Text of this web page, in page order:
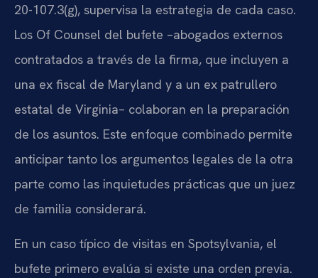
20-107.3(g), supervisa la estrategia de cada caso.
Los Of Counsel del bufete –abogados externos
contratados a través de la firma, que incluyen a
una ex fiscal de Maryland y a un ex patrullero
estatal de Virginia– colaboran en la preparación
de los asuntos. Este enfoque combinado permite
anticipar tanto los argumentos legales de la otra
parte como las inquietudes prácticas que un juez
de familia considerará.
En un caso típico de visitas en Spotsylvania, el
bufete primero evalúa si existe una orden previa.